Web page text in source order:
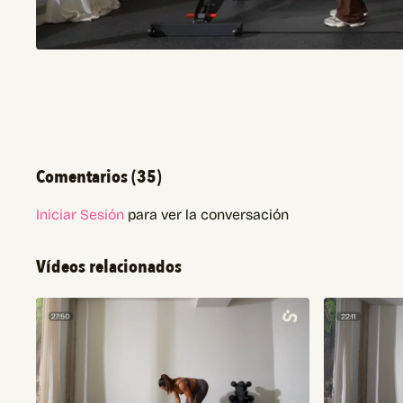
Comentarios (35)
Iniciar Sesión para ver la conversación
Vídeos relacionados